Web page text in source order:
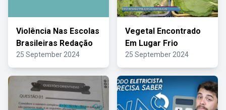
Violência Nas Escolas
Brasileiras Redação
25 September 2024
Vegetal Encontrado
Em Lugar Frio
25 September 2024